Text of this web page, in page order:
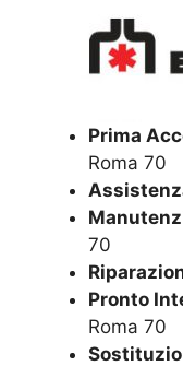
Prima
Roma 70
70
Pronto
Roma 70